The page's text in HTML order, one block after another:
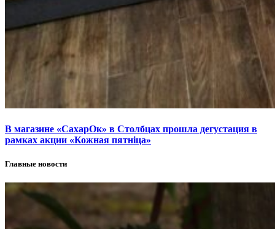
В магазине «СахарОк» в Столбцах прошла дегустация в
рамках акции «Кожная пятніца»
Главные новости